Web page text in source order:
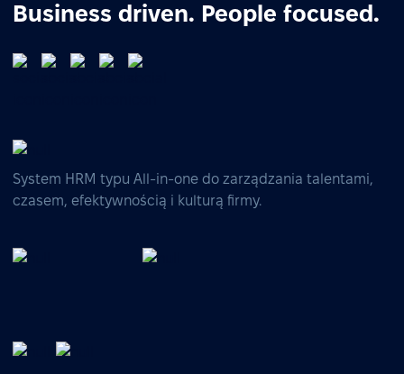
Business driven. People focused.
System HRM typu All-in-one do zarządzania talentami,
czasem, efektywnością i kulturą firmy.